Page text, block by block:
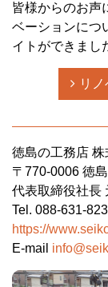
皆様からのお声
ベーションにつ
イトができまし
リ
徳島の工務店
〒770-0006 徳
代表取締役社長
Tel. 088-631-
https://
E-mail